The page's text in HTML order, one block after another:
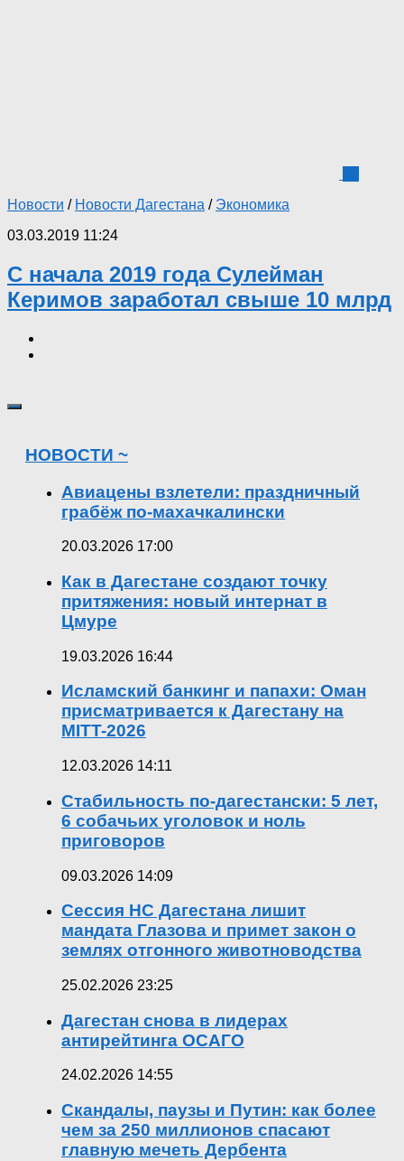
Новости / Новости Дагестана / Экономика
03.03.2019 11:24
C начала 2019 года Сулейман
Керимов заработал свыше 10 млрд
НОВОСТИ ~
Авиацены взлетели: праздничный
грабёж по-махачкалински
20.03.2026 17:00
Как в Дагестане создают точку
притяжения: новый интернат в
Цмуре
19.03.2026 16:44
Исламский банкинг и папахи: Оман
присматривается к Дагестану на
MITT-2026
12.03.2026 14:11
Стабильность по-дагестански: 5 лет,
6 собачьих уголовок и ноль
приговоров
09.03.2026 14:09
Сессия НС Дагестана лишит
мандата Глазова и примет закон о
землях отгонного животноводства
25.02.2026 23:25
Дагестан снова в лидерах
антирейтинга ОСАГО
24.02.2026 14:55
Скандалы, паузы и Путин: как более
чем за 250 миллионов спасают
главную мечеть Дербента